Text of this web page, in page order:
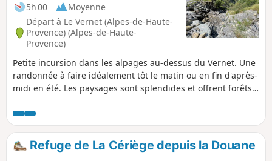
5h 00
Moyenne
Départ à Le Vernet (Alpes-de-Haute-
Provence) (Alpes-de-Haute-
Provence)
Petite incursion dans les alpages au-dessus du Vernet. Une
randonnée à faire idéalement tôt le matin ou en fin d'après-
midi en été. Les paysages sont splendides et offrent forêts,
Attention, portion hors sentier, GPS utile.
Refuge de La Cériège depuis la Douane